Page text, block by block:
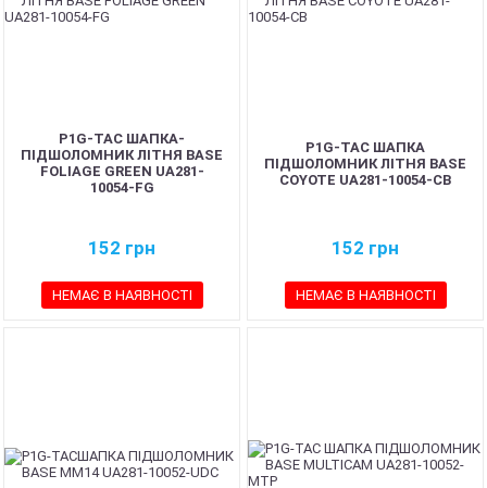
P1G-TAC ШАПКА-
ПІДШОЛОМНИК ЛІТНЯ BASE
FOLIAGE GREEN UA281-
10054-FG
152 грн
НЕМАЄ В НАЯВНОСТІ
P1G-TAC ШАПКА
ПІДШОЛОМНИК ЛІТНЯ BASE
COYOTE UA281-10054-CB
152 грн
НЕМАЄ В НАЯВНОСТІ